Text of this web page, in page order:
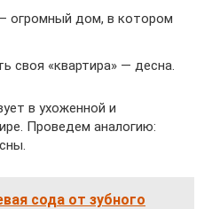
огромный дом, в котором
своя «квартира» — десна.
в ухоженной и
Проведем аналогию:
сода от зубного